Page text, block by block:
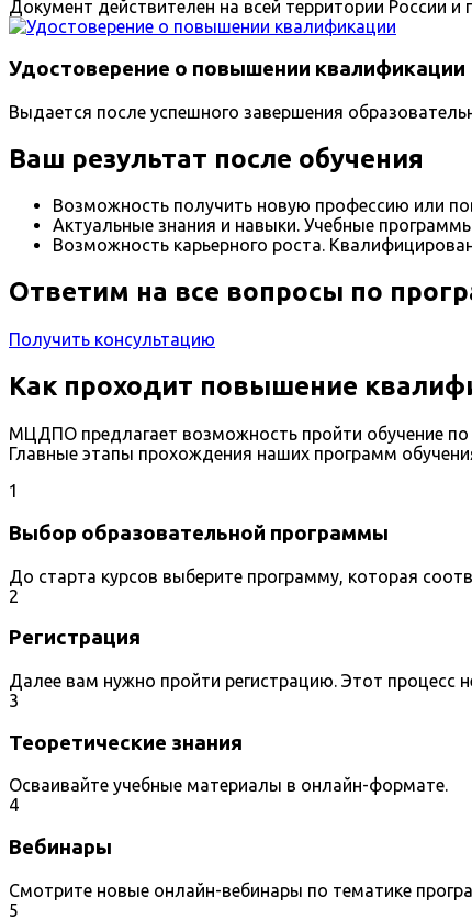
Документ действителен на всей территории России
Удостоверение о повышении квалификации
Выдается после успешного завершения
Ваш результат после обучения
Возможность получить новую профессию или
Актуальные знания и навыки. Учебные
Возможность карьерного роста.
Ответим на все вопросы по
Получить консультацию
Как проходит повышение
МЦДПО предлагает возможность пройти обучение
Главные этапы прохождения наших программ
1
Выбор образовательной программы
До старта курсов выберите программу, которая
2
Регистрация
Далее вам нужно пройти регистрацию. Этот процесс
3
Теоретические знания
Осваивайте учебные материалы в онлайн-формате.
4
Вебинары
Смотрите новые онлайн-вебинары по тематике
5